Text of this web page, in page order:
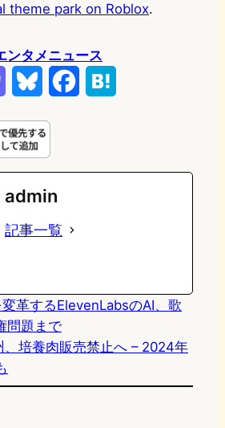
theme park on Roblox.
ンタメニュース
s
t
o
d
n
u
e
s
k
e
k
e
admin
記事一覧
革するElevenLabsのAI、歌
問題まで
、培養肉販売禁止へ – 2024年